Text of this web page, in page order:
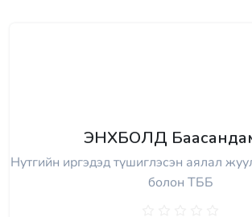
ЭНХБОЛД
Нутгийн иргэдэд түшиглэсэн аялал
болон ТББ